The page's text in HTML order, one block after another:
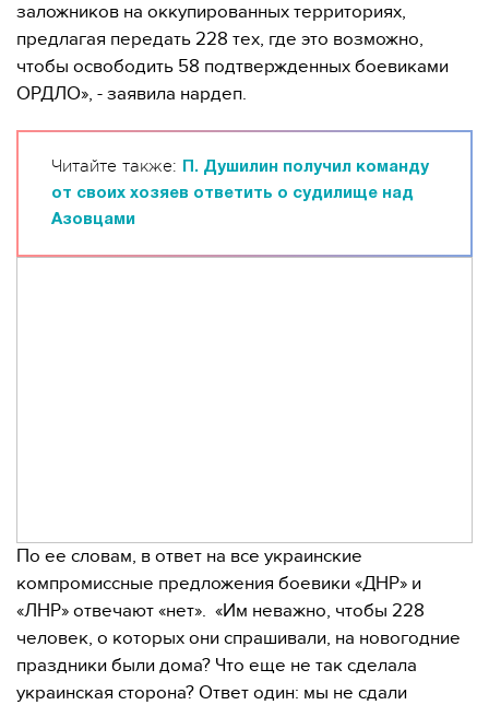
заложников на оккупированных территориях,
предлагая передать 228 тех, где это возможно,
чтобы освободить 58 подтвержденных боевиками
ОРДЛО», - заявила нардеп.
Читайте также:
П. Душилин получил команду
от своих хозяев ответить о судилище над
Азовцами
По ее словам, в ответ на все украинские
компромиссные предложения боевики «ДНР» и
«ЛНР» отвечают «нет». «Им неважно, чтобы 228
человек, о которых они спрашивали, на новогодние
праздники были дома? Что еще не так сделала
украинская сторона? Ответ один: мы не сдали